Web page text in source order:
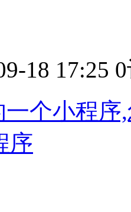
18 17:25
一个小程
序